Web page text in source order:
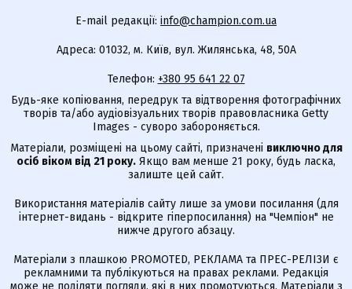
E-mail редакції: info@champion.com.ua
Адреса: 01032, м. Київ, вул. Жилянська, 48, 50А
Телефон: +380 95 641 22 07
Будь-яке копіювання, передрук та відтворення фотографічних
творів та/або аудіовізуальних творів правовласника Getty
Images - суворо забороняється.
Матеріали, розміщені на цьому сайті, призначені виключно для
осіб віком від 21 року. Якщо вам менше 21 року, будь ласка,
залиште цей сайт.
Використання матеріалів сайту лише за умови посилання (для
інтернет-видань - відкрите гіперпосилання) на "Чемпіон" не
нижче другого абзацу.
Матеріали з плашкою PROMOTED, РЕКЛАМА та ПРЕС-РЕЛІЗИ є
рекламними та публікуються на правах реклами. Редакція